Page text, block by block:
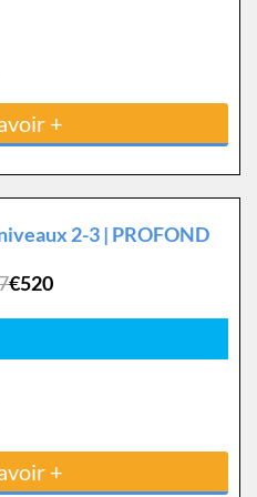
+
2-3 | PROFOND
€520
+